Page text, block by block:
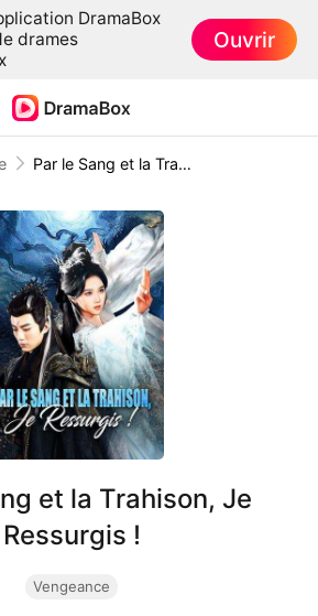
DramaBox
drames
Ouvrir
Par le Sang et la Trahison, Je Ressurgis !
et la Trahison, Je
Ressurgis !
Vengeance